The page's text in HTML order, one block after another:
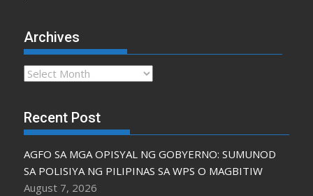
Archives
Archives
Recent Post
AGFO SA MGA OPISYAL NG GOBYERNO: SUMUNOD
SA POLISIYA NG PILIPINAS SA WPS O MAGBITIW
August 7, 2026